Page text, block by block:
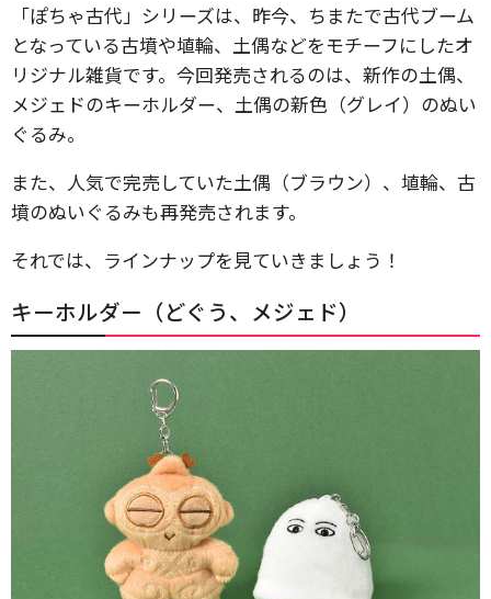
「ぽちゃ古代」シリーズは、昨今、ちまたで古代ブーム
となっている古墳や埴輪、土偶などをモチーフにしたオ
リジナル雑貨です。今回発売されるのは、新作の土偶、
メジェドのキーホルダー、土偶の新色（グレイ）のぬい
ぐるみ。
また、人気で完売していた土偶（ブラウン）、埴輪、古
墳のぬいぐるみも再発売されます。
それでは、ラインナップを見ていきましょう！
キーホルダー（どぐう、メジェド）